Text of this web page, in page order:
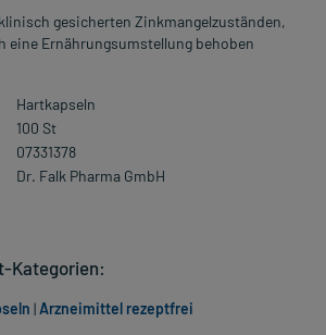
gesicherten Zinkmangelzuständen,
eine Ernährungsumstellung behoben
Hartkapseln
100 St
07331378
Dr. Falk Pharma GmbH
Kategorien:
|Arzneimittel rezeptfrei